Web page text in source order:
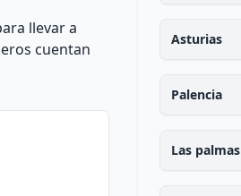
llevar a
cuentan
Asturias
Palencia
Las palmas